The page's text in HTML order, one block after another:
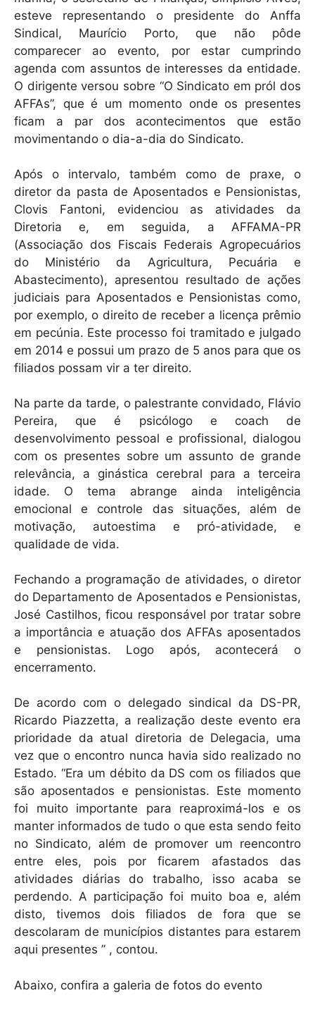
esteve representando o presidente do Anffa
Sindical, Maurício Porto, que não pôde
comparecer ao evento, por estar cumprindo
agenda com assuntos de interesses da entidade.
O dirigente versou sobre “O Sindicato em pról dos
AFFAs”, que é um momento onde os presentes
ficam a par dos acontecimentos que estão
movimentando o dia-a-dia do Sindicato.
Após o intervalo, também como de praxe, o
diretor da pasta de Aposentados e Pensionistas,
Clovis Fantoni, evidenciou as atividades da
Diretoria e, em seguida, a AFFAMA-PR
(Associação dos Fiscais Federais Agropecuários
do Ministério da Agricultura, Pecuária e
Abastecimento), apresentou resultado de ações
judiciais para Aposentados e Pensionistas como,
por exemplo, o direito de receber a licença prêmio
em pecúnia. Este processo foi tramitado e julgado
em 2014 e possui um prazo de 5 anos para que os
filiados possam vir a ter direito.
Na parte da tarde, o palestrante convidado, Flávio
Pereira, que é psicólogo e coach de
desenvolvimento pessoal e profissional, dialogou
com os presentes sobre um assunto de grande
relevância, a ginástica cerebral para a terceira
idade. O tema abrange ainda inteligência
emocional e controle das situações, além de
motivação, autoestima e pró-atividade, e
qualidade de vida.
Fechando a programação de atividades, o diretor
do Departamento de Aposentados e Pensionistas,
José Castilhos, ficou responsável por tratar sobre
a importância e atuação dos AFFAs aposentados
e pensionistas. Logo após, acontecerá o
encerramento.
De acordo com o delegado sindical da DS-PR,
Ricardo Piazzetta, a realização deste evento era
prioridade da atual diretoria de Delegacia, uma
vez que o encontro nunca havia sido realizado no
Estado. “Era um débito da DS com os filiados que
são aposentados e pensionistas. Este momento
foi muito importante para reaproximá-los e os
manter informados de tudo o que esta sendo feito
no Sindicato, além de promover um reencontro
entre eles, pois por ficarem afastados das
atividades diárias do trabalho, isso acaba se
perdendo. A participação foi muito boa e, além
disto, tivemos dois filiados de fora que se
descolaram de municípios distantes para estarem
aqui presentes ” , contou.
Abaixo, confira a galeria de fotos do evento